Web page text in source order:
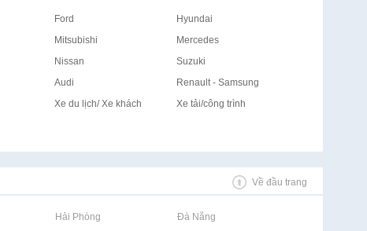
Ford
Hyundai
Mitsubishi
Mercedes
Nissan
Suzuki
Audi
Renault - Samsung
Xe du lịch/ Xe khách
Xe tải/công trình
Về đầu trang
Rao vặt tại Hải Phòng Rao vặt tại Đà Nẵng